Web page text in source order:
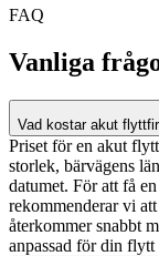
FAQ
Vanliga
Vad kostar akut
Priset för en akut
storlek, bärvägens
datumet. För att få
rekommenderar vi
återkommer snabbt
anpassad för din